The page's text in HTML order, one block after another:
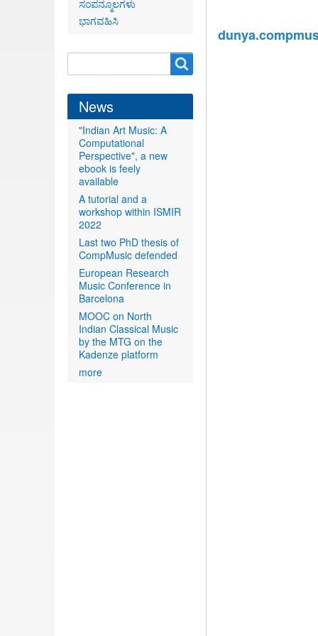
ಸಂಪನ್ಮೂಲಗಳು
ಭಾಗವಹಿಸಿ
form
News
"Indian Art Music: A
Computational
Perspective", a new
ebook is feely
available
A tutorial and a
workshop within ISMIR
2022
Last two PhD thesis of
CompMusic defended
European Research
Music Conference in
Barcelona
MOOC on North
Indian Classical Music
by the MTG on the
Kadenze platform
more